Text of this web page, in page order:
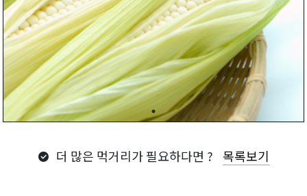
더 많은 먹거리가 필요하다면 ? 목록보기